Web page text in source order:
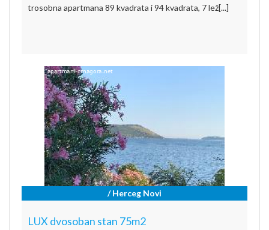
trosobna apartmana 89 kvadrata i 94 kvadrata, 7 lež[...]
/ Herceg Novi
LUX dvosoban stan 75m2